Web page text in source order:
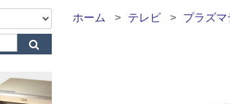
ホーム テレビ プラズマ